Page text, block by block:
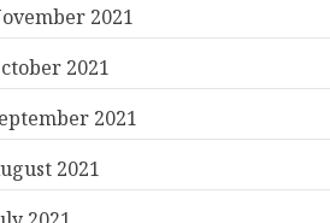
2021
2021
2021
2021